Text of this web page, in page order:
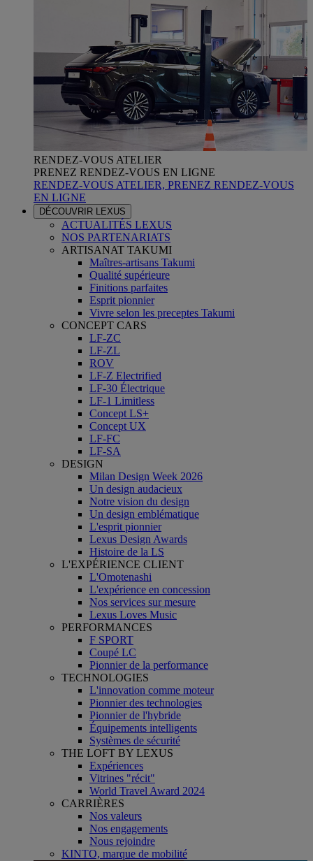
RENDEZ-VOUS ATELIER
PRENEZ RENDEZ-VOUS EN LIGNE
RENDEZ-VOUS ATELIER, PRENEZ RENDEZ-VOUS
EN LIGNE
DÉCOUVRIR LEXUS
ACTUALITÉS LEXUS
NOS PARTENARIATS
ARTISANAT TAKUMI
Maîtres-artisans Takumi
Qualité supérieure
Finitions parfaites
Esprit pionnier
Vivre selon les preceptes Takumi
CONCEPT CARS
LF-ZC
LF-ZL
ROV
LF-Z Electrified
LF-30 Électrique
LF-1 Limitless
Concept LS+
Concept UX
LF-FC
LF-SA
DESIGN
Milan Design Week 2026
Un design audacieux
Notre vision du design
Un design emblématique
L'esprit pionnier
Lexus Design Awards
Histoire de la LS
L'EXPÉRIENCE CLIENT
L'Omotenashi
L'expérience en concession
Nos services sur mesure
Lexus Loves Music
PERFORMANCES
F SPORT
Coupé LC
Pionnier de la performance
TECHNOLOGIES
L'innovation comme moteur
Pionnier des technologies
Pionnier de l'hybride
Équipements intelligents
Systèmes de sécurité
THE LOFT BY LEXUS
Expériences
Vitrines "récit"
World Travel Award 2024
CARRIÈRES
Nos valeurs
Nos engagements
Nous rejoindre
KINTO, marque de mobilité